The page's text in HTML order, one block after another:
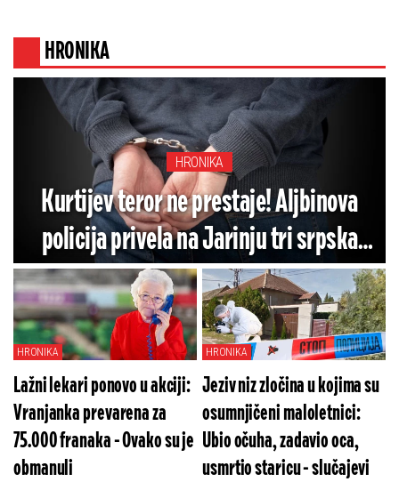
HRONIKA
HRONIKA
Kurtijev teror ne prestaje! Aljbinova
policija privela na Jarinju tri srpska
policajca
HRONIKA
Lažni lekari ponovo u akciji:
Vranjanka prevarena za
75.000 franaka - Ovako su je
obmanuli
HRONIKA
Jeziv niz zločina u kojima su
osumnjičeni maloletnici:
Ubio očuha, zadavio oca,
usmrtio staricu - slučajevi